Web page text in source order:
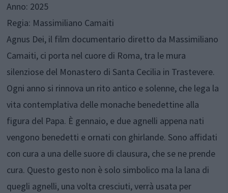
Anno: 2025
Regia: Massimiliano Camaiti
Agnus Dei, il film documentario diretto da Massimiliano
Camaiti, ci porta nel cuore di Roma, tra le mura
silenziose del Monastero di Santa Cecilia in Trastevere.
Ogni anno si rinnova un rito antico e solenne, che lega la
vita contemplativa delle monache benedettine alla
figura del Papa. È gennaio, e due agnelli appena nati
vengono benedetti e ornati con ghirlande. Sono affidati
con cura a una delle suore di clausura, che se ne prende
cura. Questo gesto non è solo simbolico ma la lana di
quegli agnelli, una volta cresciuti, verrà usata per